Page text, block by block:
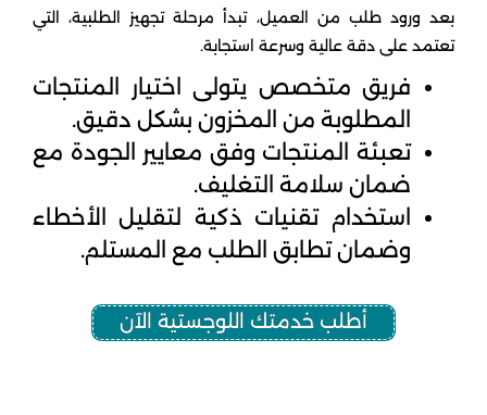
بعد ورود طلب من العميل، تبدأ مرحلة تجهيز الطلبية، التي
تعتمد على دقة عالية وسرعة استجابة.
فريق متخصص يتولى اختيار المنتجات
المطلوبة من المخزون بشكل دقيق.
تعبئة المنتجات وفق معايير الجودة مع
ضمان سلامة التغليف.
استخدام تقنيات ذكية لتقليل الأخطاء
وضمان تطابق الطلب مع المستلم.
أطلب خدمتك اللوجستية الآن